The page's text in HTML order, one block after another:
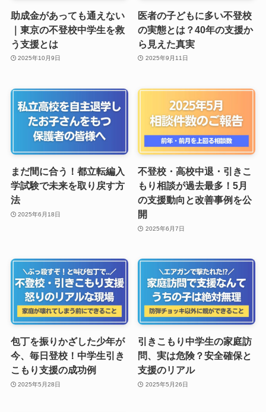
助成金があっても通えない
｜東京の不登校中学生を救
う支援とは
2025年10月9日
医者の子どもに多い不登校
の実態とは？40年の支援か
ら見えた真実
2025年9月11日
まだ間に合う！都立転編入
学試験で未来を取り戻す方
法
2025年6月18日
不登校・高校中退・引きこ
もり相談が過去最多！5月
の支援動向と改善事例を公
開
2025年6月7日
包丁を振りかざした少年が
今、毎日登校！中学生引き
こもり支援の成功例
2025年5月28日
引きこもり中学生の家庭訪
問、実は危険？安全確保と
支援のリアル
2025年5月26日